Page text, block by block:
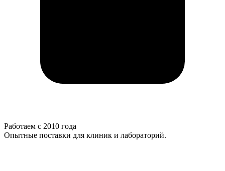
Работаем с 2010 года
Опытные поставки для клиник и лабораторий.